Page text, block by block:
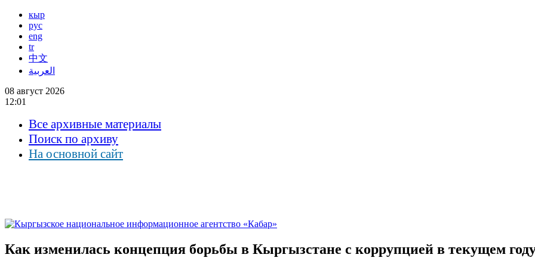
кыр
рус
eng
tr
中文
العربية
08 август 2026
12:01
Все архивные материалы
Поиск по архиву
На основной сайт
Как изменилась концепция борьбы в Кыргызстане с коррупцией в текущем